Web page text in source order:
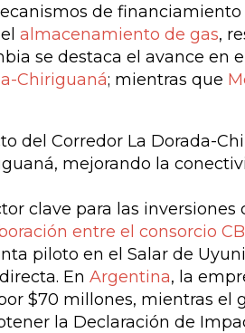
de
almacenamiento de gas,
se destaca el avance en
Chiriguaná; mientras que
mejorando la
clave para las inversiones
entre el consorcio
piloto en el Salar de
En Argentina, la
$70 millones, mientras el
la Declaración de